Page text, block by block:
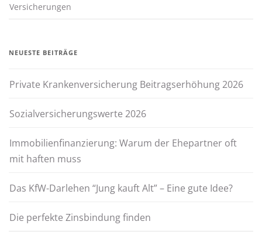
Versicherungen
NEUESTE BEITRÄGE
Private Krankenversicherung Beitragserhöhung 2026
Sozialversicherungswerte 2026
Immobilienfinanzierung: Warum der Ehepartner oft
mit haften muss
Das KfW-Darlehen “Jung kauft Alt” – Eine gute Idee?
Die perfekte Zinsbindung finden